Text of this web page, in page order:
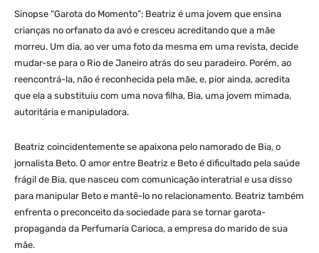
Sinopse “Garota do Momento”: Beatriz é uma jovem que ensina
crianças no orfanato da avó e cresceu acreditando que a mãe
morreu. Um dia, ao ver uma foto da mesma em uma revista, decide
mudar-se para o Rio de Janeiro atrás do seu paradeiro. Porém, ao
reencontrá-la, não é reconhecida pela mãe, e, pior ainda, acredita
que ela a substituiu com uma nova filha, Bia, uma jovem mimada,
autoritária e manipuladora.
Beatriz coincidentemente se apaixona pelo namorado de Bia, o
jornalista Beto. O amor entre Beatriz e Beto é dificultado pela saúde
frágil de Bia, que nasceu com comunicação interatrial e usa disso
para manipular Beto e mantê-lo no relacionamento. Beatriz também
enfrenta o preconceito da sociedade para se tornar garota-
propaganda da Perfumaria Carioca, a empresa do marido de sua
mãe.